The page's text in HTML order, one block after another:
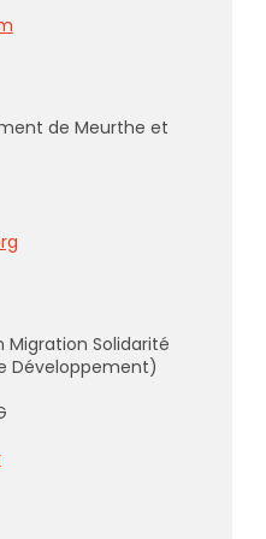
de Meurthe et
Migration Solidarité
Développement)